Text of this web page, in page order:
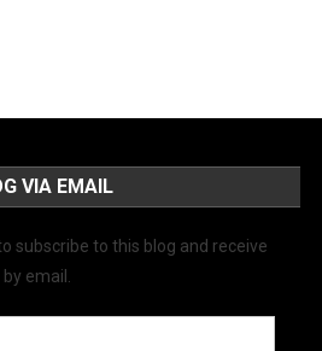
VIA EMAIL
subscribe to this blog and receive
email.